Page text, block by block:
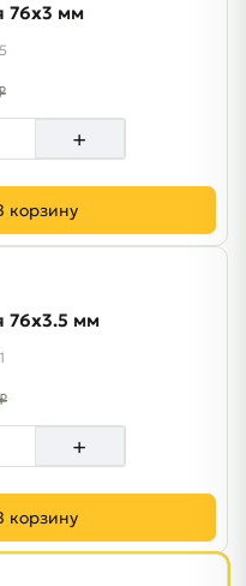
76х3 мм
5
+
корзину
76х3.5 мм
1
+
корзину